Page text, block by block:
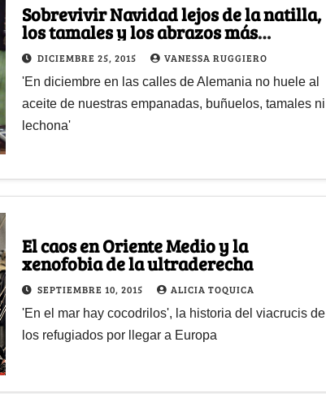
Sobrevivir Navidad lejos de la natilla,
los tamales y los abrazos más
queridos
DICIEMBRE 25, 2015 VANESSA RUGGIERO
'En diciembre en las calles de Alemania no huele al
aceite de nuestras empanadas, buñuelos, tamales ni
lechona'
El caos en Oriente Medio y la
xenofobia de la ultraderecha
SEPTIEMBRE 10, 2015 ALICIA TOQUICA
'En el mar hay cocodrilos', la historia del viacrucis de
los refugiados por llegar a Europa